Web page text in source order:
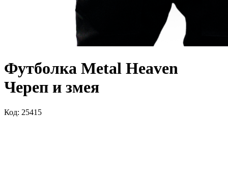
Футболка Metal Heaven
Череп и змея
Код: 25415